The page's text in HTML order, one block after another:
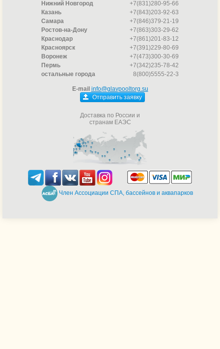
Нижний Новгород
+7(831)280-95-66
Казань
+7(843)203-92-63
Самара
+7(846)379-21-19
Ростов-на-Дону
+7(863)303-29-62
Краснодар
+7(861)201-83-12
Красноярск
+7(391)229-80-69
Воронеж
+7(473)300-30-69
Пермь
+7(342)235-78-42
остальные города
8(800)5555-22-3
E-mail info@glavpooltorg.su
Отправить заявку
Доставка по России и
странам ЕАЭС
Член Ассоциации СПА, бассейнов и аквапарков